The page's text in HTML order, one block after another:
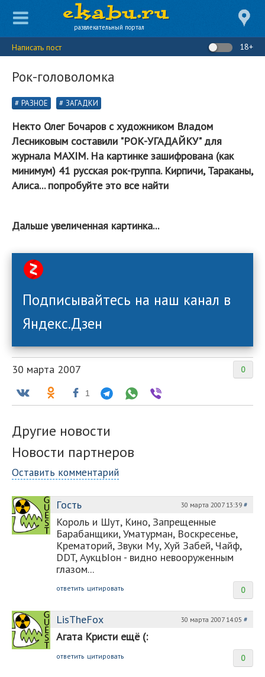
развлекательный портал
Написать пост 18+
Рок-головоломка
РАЗНОЕ ЗАГАДКИ
Некто Олег Бочаров с художником Владом
Лесниковым составили "РОК-УГАДАЙКУ" для
журнала MAXIM. На картинке зашифрована (как
минимум) 41 русская рок-группа. Кирпичи, Тараканы,
Алиса... попробуйте это все найти
Дальше увеличенная картинка...
Подписывайтесь на наш канал в
Яндекс.Дзен
0
30 марта 2007
1
Другие новости
Новости партнеров
Оставить комментарий
Гoсть 30 марта 2007 13:39 #
Король и Шут, Кино, Запрещенные
Барабанщики, Уматурман, Воскресенье,
Крематорий, Звуки Му, Хуй Забей, Чайф,
DDT, АукцЫон - видно невооруженным
глазом...
0
ответить цитировать
LisTheFox 30 марта 2007 14:05 #
Агата Кристи ещё (:
0
ответить цитировать